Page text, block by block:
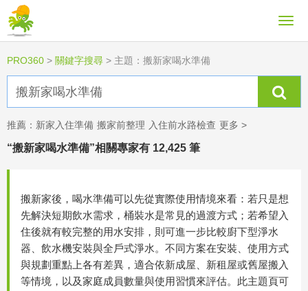
PRO360 > 關鍵字搜尋 > 主題：搬新家喝水準備
推薦： 新家入住準備 搬家前整理 入住前水路檢查 更多 >
“搬新家喝水準備”相關專家有 12,425 筆
搬新家後，喝水準備可以先從實際使用情境來看：若只是想
先解決短期飲水需求，桶裝水是常見的過渡方式；若希望入
住後就有較完整的用水安排，則可進一步比較廚下型淨水
器、飲水機安裝與全戶式淨水。不同方案在安裝、使用方式
與規劃重點上各有差異，適合依新成屋、新租屋或舊屋搬入
等情境，以及家庭成員數量與使用習慣來評估。此主題頁可